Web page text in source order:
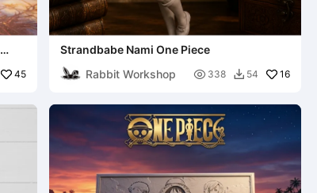
45
Strandbabe Nami One Piece
Rabbit Workshop
 338  54 16